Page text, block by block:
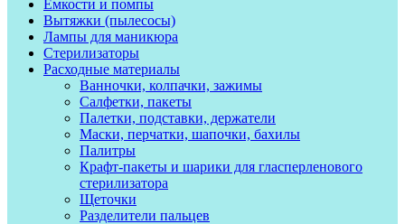
Емкости и помпы
Вытяжки (пылесосы)
Лампы для маникюра
Стерилизаторы
Расходные материалы
Ванночки, колпачки, зажимы
Салфетки, пакеты
Палетки, подставки, держатели
Маски, перчатки, шапочки, бахилы
Палитры
Крафт-пакеты и шарики для гласперленового
стерилизатора
Щеточки
Разделители пальцев